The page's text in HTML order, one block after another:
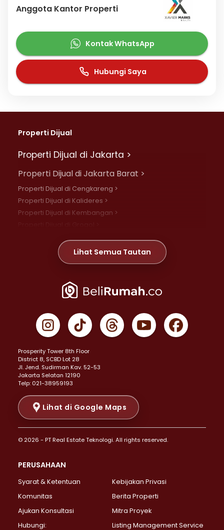
Anggota Kantor Properti
Kontak WhatsApp
Hubungi Saya
Properti Dijual
Properti Dijual di Jakarta >
Properti Dijual di Jakarta Barat >
Properti Dijual di Cengkareng >
Properti Dijual di Kalideres >
Properti Dijual di Kembangan >
Properti Dijual di Meruya >
Properti Dijual di Jelambar >
Properti Dijual di Jakarta Pusat >
Properti Dijual di Gambir >
Properti Dijual di Johar Baru >
Properti Dijual di Menteng >
Properti Dijual di Senen >
Properti Dijual di Tanah Abang >
Properti Dijual di Cikini >
Properti Dijual di Kramat >
Properti Dijual di Pasar Baru >
Properti Dijual di Bendungan Hilir >
Properti Dijual di Jakarta Selatan >
Properti Dijual di Lebak Bulus >
Properti Dijual di Gandaria Selatan >
Properti Dijual di Pondok Labu >
Lihat Semua Tautan
Prosperity Tower 8th Floor
District 8, SCBD Lot 28
JI. Jend. Sudirman Kav. 52-53
Jakarta Selatan 12190
Telp: 021-38959193
Lihat di Google Maps
© 2026 - PT Real Estate Teknologi. All rights reserved.
PERUSAHAAN
Syarat & Ketentuan
Kebijakan Privasi
Komunitas
Berita Properti
Ajukan Konsultasi
Mitra Proyek
Hubungi:
Listing Management Service